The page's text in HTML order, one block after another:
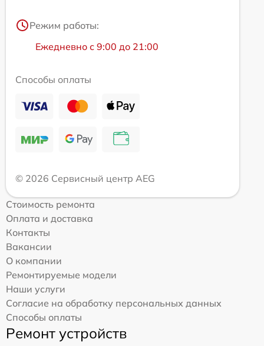
Режим работы:
Ежедневно с 9:00 до 21:00
Способы оплаты
© 2026 Сервисный центр AEG
Стоимость ремонта
Оплата и доставка
Контакты
Вакансии
О компании
Ремонтируемые модели
Наши услуги
Согласие на обработку персональных данных
Способы оплаты
Ремонт устройств